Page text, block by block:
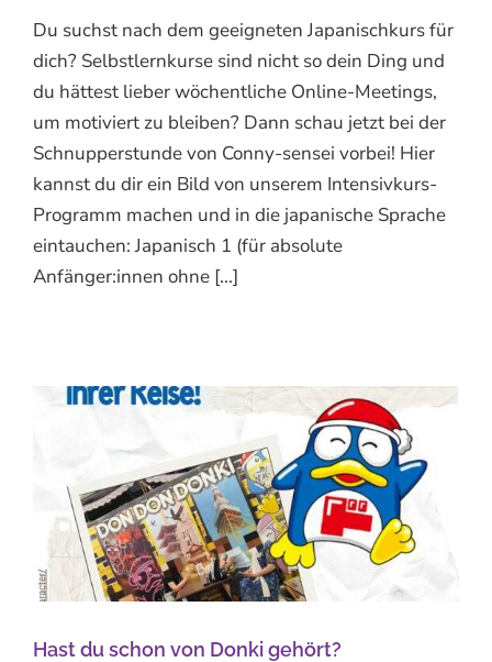
Du suchst nach dem geeigneten Japanischkurs für
dich? Selbstlernkurse sind nicht so dein Ding und
du hättest lieber wöchentliche Online-Meetings,
um motiviert zu bleiben? Dann schau jetzt bei der
Schnupperstunde von Conny-sensei vorbei! Hier
kannst du dir ein Bild von unserem Intensivkurs-
Programm machen und in die japanische Sprache
eintauchen: Japanisch 1 (für absolute
Anfänger:innen ohne [...]
Hast du schon von Donki gehört?